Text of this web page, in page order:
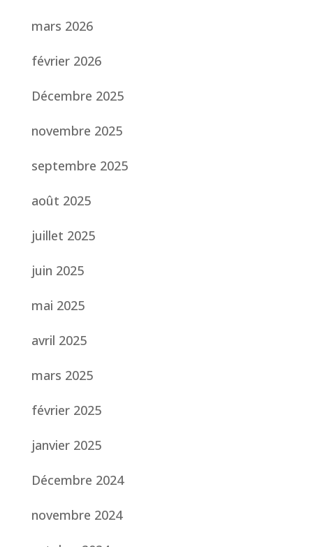
mars 2026
février 2026
Décembre 2025
novembre 2025
septembre 2025
août 2025
juillet 2025
juin 2025
mai 2025
avril 2025
mars 2025
février 2025
janvier 2025
Décembre 2024
novembre 2024